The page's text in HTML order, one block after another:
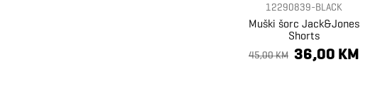
12290839-BLACK
Muški šorc Jack&Jones
Shorts
45,00 KM 36,00 KM